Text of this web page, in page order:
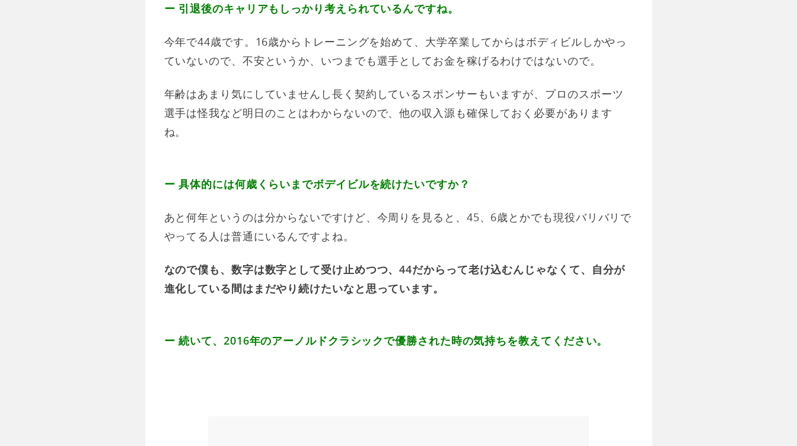
ー 引退後のキャリアもしっかり考えられているんですね。
今年で44歳です。16歳からトレーニングを始めて、大学卒業してからはボディビルしかやっ
ていないので、不安というか、いつまでも選手としてお金を稼げるわけではないので。
年齢はあまり気にしていませんし長く契約しているスポンサーもいますが、プロのスポーツ
選手は怪我など明日のことはわからないので、他の収入源も確保しておく必要があります
ね。
ー 具体的には何歳くらいまでボデイビルを続けたいですか？
あと何年というのは分からないですけど、今周りを見ると、45、6歳とかでも現役バリバリで
やってる人は普通にいるんですよね。
なので僕も、数字は数字として受け止めつつ、44だからって老け込むんじゃなくて、自分が
進化している間はまだやり続けたいなと思っています。
ー 続いて、2016年のアーノルドクラシックで優勝された時の気持ちを教えてください。